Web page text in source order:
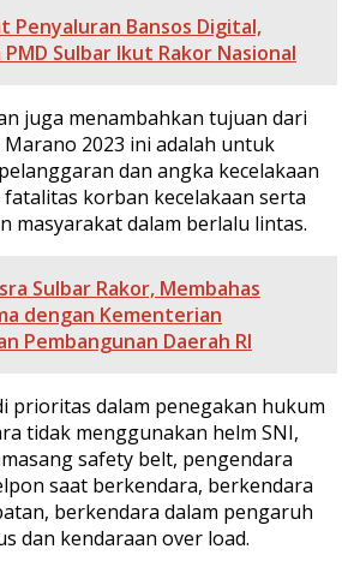
Penyaluran Bansos Digital,
PMD Sulbar Ikut Rakor Nasional
juga menambahkan tujuan dari
2023 ini adalah untuk
dan angka kecelakaan
korban kecelakaan serta
masyarakat dalam berlalu lintas.
Sulbar Rakor, Membahas
dengan Kementerian
Pembangunan Daerah RI
prioritas dalam penegakan hukum
tidak menggunakan helm SNI,
safety belt, pengendara
saat berkendara, berkendara
berkendara dalam pengaruh
dan kendaraan over load.